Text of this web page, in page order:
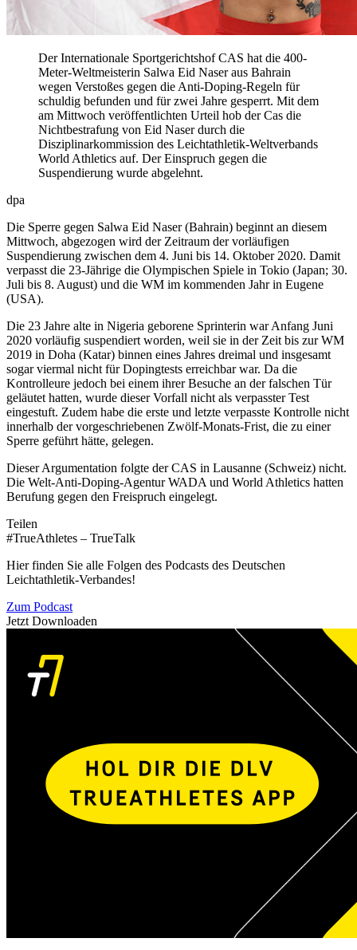
Der Internationale Sportgerichtshof CAS hat die 400-
Meter-Weltmeisterin Salwa Eid Naser aus Bahrain
wegen Verstoßes gegen die Anti-Doping-Regeln für
schuldig befunden und für zwei Jahre gesperrt. Mit dem
am Mittwoch veröffentlichten Urteil hob der Cas die
Nichtbestrafung von Eid Naser durch die
Disziplinarkommission des Leichtathletik-Weltverbands
World Athletics auf. Der Einspruch gegen die
Suspendierung wurde abgelehnt.
dpa
Die Sperre gegen Salwa Eid Naser (Bahrain) beginnt an diesem
Mittwoch, abgezogen wird der Zeitraum der vorläufigen
Suspendierung zwischen dem 4. Juni bis 14. Oktober 2020. Damit
verpasst die 23-Jährige die Olympischen Spiele in Tokio (Japan; 30.
Juli bis 8. August) und die WM im kommenden Jahr in Eugene
(USA).
Die 23 Jahre alte in Nigeria geborene Sprinterin war Anfang Juni
2020 vorläufig suspendiert worden, weil sie in der Zeit bis zur WM
2019 in Doha (Katar) binnen eines Jahres dreimal und insgesamt
sogar viermal nicht für Dopingtests erreichbar war. Da die
Kontrolleure jedoch bei einem ihrer Besuche an der falschen Tür
geläutet hatten, wurde dieser Vorfall nicht als verpasster Test
eingestuft. Zudem habe die erste und letzte verpasste Kontrolle nicht
innerhalb der vorgeschriebenen Zwölf-Monats-Frist, die zu einer
Sperre geführt hätte, gelegen.
Dieser Argumentation folgte der CAS in Lausanne (Schweiz) nicht.
Die Welt-Anti-Doping-Agentur WADA und World Athletics hatten
Berufung gegen den Freispruch eingelegt.
Teilen
#TrueAthletes – TrueTalk
Hier finden Sie alle Folgen des Podcasts des Deutschen
Leichtathletik-Verbandes!
Zum Podcast
Jetzt Downloaden